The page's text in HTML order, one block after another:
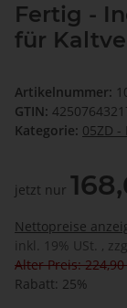
Fertig -
für
Artikelnummer:
GTIN:
Kategorie: 05ZD
jetzt nur
Nettopreise
inkl. 19% USt. ,
Alter Preis: 224,90
Rabatt: 25%